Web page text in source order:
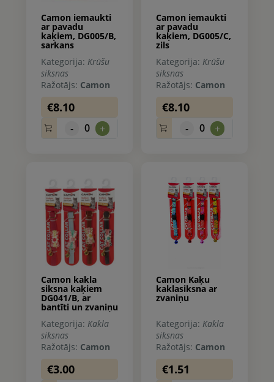
Camon iemaukti
ar pavadu
kaķiem, DG005/B,
sarkans
Kategorija: Krūšu
siksnas
Ražotājs: Camon
€8.10
- 0 +
Camon iemaukti
ar pavadu
kaķiem, DG005/C,
zils
Kategorija: Krūšu
siksnas
Ražotājs: Camon
€8.10
- 0 +
Camon kakla
siksna kaķiem
DG041/B, ar
bantīti un zvaniņu
Kategorija: Kakla
siksnas
Ražotājs: Camon
€3.00
Camon Kaķu
kaklasiksna ar
zvaniņu
Kategorija: Kakla
siksnas
Ražotājs: Camon
€1.51